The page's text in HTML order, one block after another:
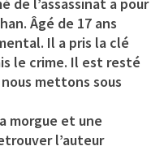
Âgé de 17 ans
Il a pris la clé
le crime. Il est resté
mettons sous
morgue et une
l’auteur